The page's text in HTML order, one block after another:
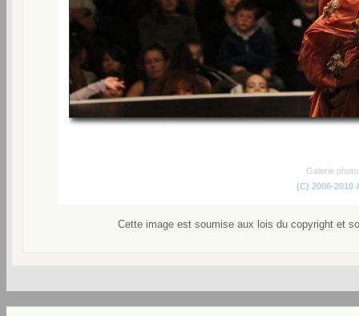
Galerie
(C) 2006-2010
Cette image est soumise aux lois du copyright et